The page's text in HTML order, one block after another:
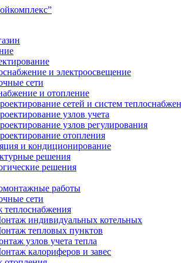
и электроосвещение
сети
и отопление
сетей и систем
узлов учета
узлов регулирования
отопления
и кондиционирование
решения
решения
работы
сети
индивидуальных котельных
тепловых пунктов
узлов учета тепла
калориферов и завес